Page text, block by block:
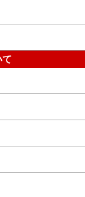
て